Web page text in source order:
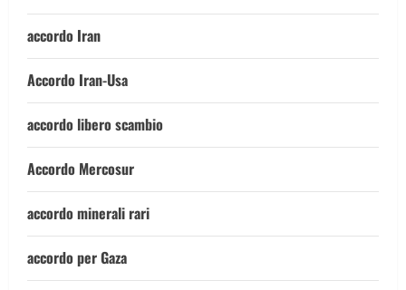
accordo Iran
Accordo Iran-Usa
accordo libero scambio
Accordo Mercosur
accordo minerali rari
accordo per Gaza